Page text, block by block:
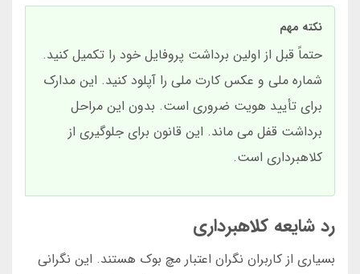
نکته مهم
حتماً قبل از اولین برداشت پروفایل خود را تکمیل کنید.
شماره ملی و عکس کارت ملی را آپلود کنید. این مدارک
برای تأیید هویت ضروری است. بدون این مراحل
برداشت قفل می ماند. این قانون برای جلوگیری از
کلاهبرداری است.
رد شایعه کلاهبرداری
بسیاری از کاربران نگران اعتبار مچ بوک هستند. این نگرانی